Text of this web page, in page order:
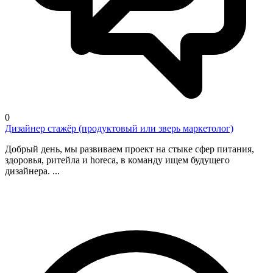
0
Дизайнер стажёр (продуктовый или зверь маркетолог)
Добрый день, мы развиваем проект на стыке сфер питания,
здоровья, ритейла и horeca, в команду ищем будущего
дизайнера. ...